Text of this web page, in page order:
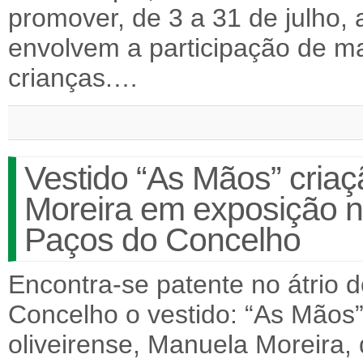
promover, de 3 a 31 de julho,
envolvem a participação de
crianças.…
Vestido “As Mãos”
Moreira em exposição
Paços do Concelho
Encontra-se patente no átrio
Concelho o vestido: “As
oliveirense, Manuela